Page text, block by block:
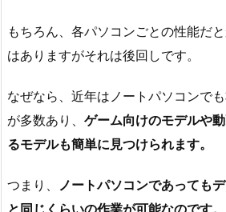
もちろん、各パソコンごとの性能だ
はありますがそれは後回しです。
なぜなら、近年はノートパソコンで
が多数あり、 ゲーム向けのモデルや
るモデルも簡単に見つけられます。
つまり、
ノートパソコンであっても
と同じくらいの作業が可能なのです。